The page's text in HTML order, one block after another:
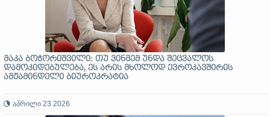
მაკა ბოჭორიშვილი: თუ ვინმემ უნდა შეცვალოს
დამოკიდებულება, ეს არის მხოლოდ ევროკავშირის
ამჟამინდელი ბიუროკრატია
აპრილი 23 2026